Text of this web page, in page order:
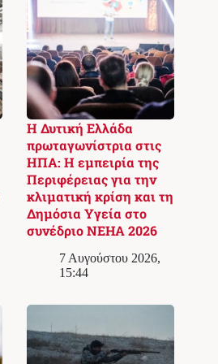
Η Δυτική Ελλάδα
πρωταγωνίστρια στις
ΗΠΑ: Η εμπειρία της
Περιφέρειας για την
κλιματική κρίση και τη
Δημόσια Υγεία στο
συνέδριο NEHA 2026
7 Αυγούστου 2026,
15:44